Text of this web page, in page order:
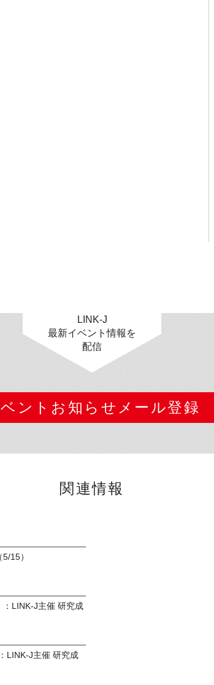
LINK-J
最新イベント情報を
配信
ントお知らせメール登録
関連情報
15）
LINK-J主催 研究成
LINK-J主催 研究成